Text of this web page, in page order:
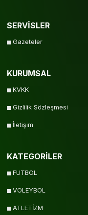
SERVİSLER
Gazeteler
KURUMSAL
KVKK
Gizlilik Sözleşmesi
İletişim
KATEGORİLER
FUTBOL
VOLEYBOL
ATLETİZM